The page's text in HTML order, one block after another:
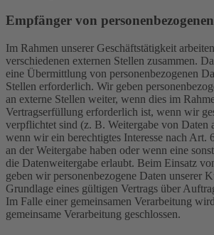
Empfänger von
Im Rahmen unserer Geschäftstätigkeit
verschiedenen externen Stellen zusammen.
eine Übermittlung von personenbezogenen
Stellen erforderlich. Wir geben
an externe Stellen weiter, wenn dies im
Vertragserfüllung erforderlich ist, wenn wir
verpflichtet sind (z. B. Weitergabe von Daten
wenn wir ein berechtigtes Interesse nach
an der Weitergabe haben oder wenn eine
die Datenweitergabe erlaubt. Beim Einsatz
geben wir personenbezogene Daten unserer
Grundlage eines gültigen Vertrags über
Im Falle einer gemeinsamen Verarbeitung
gemeinsame Verarbeitung geschlossen.